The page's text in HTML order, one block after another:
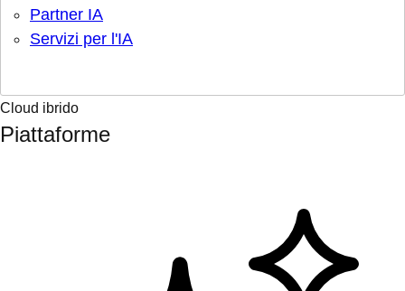
Partner IA
Servizi per l'IA
Cloud ibrido
Piattaforme